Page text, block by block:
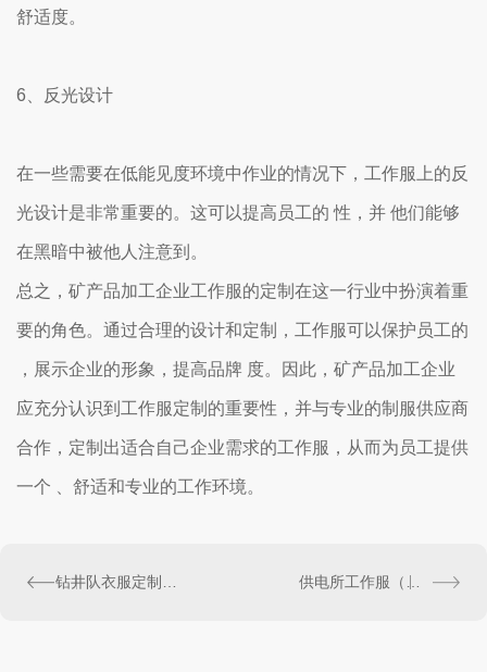
舒适度。
6、反光设计
在一些需要在低能见度环境中作业的情况下，工作服上的反
光设计是非常重要的。这可以提高员工的 性，并 他们能够
在黑暗中被他人注意到。
总之，矿产品加工企业工作服的定制在这一行业中扮演着重
要的角色。通过合理的设计和定制，工作服可以保护员工的
，展示企业的形象，提高品牌 度。因此，矿产品加工企业
应充分认识到工作服定制的重要性，并与专业的制服供应商
合作，定制出适合自己企业需求的工作服，从而为员工提供
一个 、舒适和专业的工作环境。